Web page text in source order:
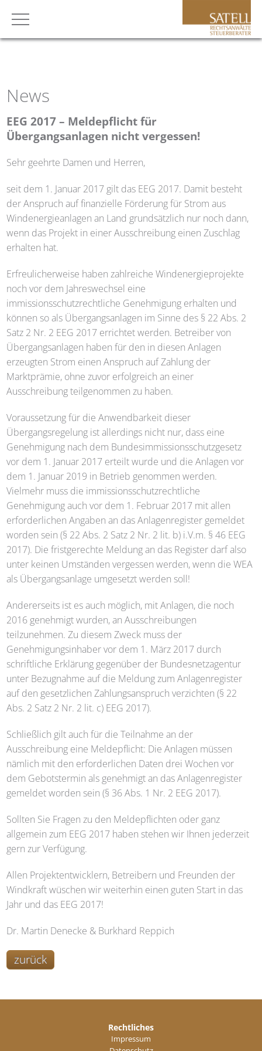
News
EEG 2017 – Meldepflicht für
Übergangsanlagen nicht vergessen!
Sehr geehrte Damen und Herren,
seit dem 1. Januar 2017 gilt das EEG 2017. Damit besteht
der Anspruch auf finanzielle Förderung für Strom aus
Windenergieanlagen an Land grundsätzlich nur noch dann,
wenn das Projekt in einer Ausschreibung einen Zuschlag
erhalten hat.
Erfreulicherweise haben zahlreiche Windenergieprojekte
noch vor dem Jahreswechsel eine
immissionsschutzrechtliche Genehmigung erhalten und
können so als Übergangsanlagen im Sinne des § 22 Abs. 2
Satz 2 Nr. 2 EEG 2017 errichtet werden. Betreiber von
Übergangsanlagen haben für den in diesen Anlagen
erzeugten Strom einen Anspruch auf Zahlung der
Marktprämie, ohne zuvor erfolgreich an einer
Ausschreibung teilgenommen zu haben.
Voraussetzung für die Anwendbarkeit dieser
Übergangsregelung ist allerdings nicht nur, dass eine
Genehmigung nach dem Bundesimmissionsschutzgesetz
vor dem 1. Januar 2017 erteilt wurde und die Anlagen vor
dem 1. Januar 2019 in Betrieb genommen werden.
Vielmehr muss die immissionsschutzrechtliche
Genehmigung auch vor dem 1. Februar 2017 mit allen
erforderlichen Angaben an das Anlagenregister gemeldet
worden sein (§ 22 Abs. 2 Satz 2 Nr. 2 lit. b) i.V.m. § 46 EEG
2017). Die fristgerechte Meldung an das Register darf also
unter keinen Umständen vergessen werden, wenn die WEA
als Übergangsanlage umgesetzt werden soll!
Andererseits ist es auch möglich, mit Anlagen, die noch
2016 genehmigt wurden, an Ausschreibungen
teilzunehmen. Zu diesem Zweck muss der
Genehmigungsinhaber vor dem 1. März 2017 durch
schriftliche Erklärung gegenüber der Bundesnetzagentur
unter Bezugnahme auf die Meldung zum Anlagenregister
auf den gesetzlichen Zahlungsanspruch verzichten (§ 22
Abs. 2 Satz 2 Nr. 2 lit. c) EEG 2017).
Schließlich gilt auch für die Teilnahme an der
Ausschreibung eine Meldepflicht: Die Anlagen müssen
nämlich mit den erforderlichen Daten drei Wochen vor
dem Gebotstermin als genehmigt an das Anlagenregister
gemeldet worden sein (§ 36 Abs. 1 Nr. 2 EEG 2017).
Sollten Sie Fragen zu den Meldepflichten oder ganz
allgemein zum EEG 2017 haben stehen wir Ihnen jederzeit
gern zur Verfügung.
Allen Projektentwicklern, Betreibern und Freunden der
Windkraft wüschen wir weiterhin einen guten Start in das
Jahr und das EEG 2017!
Dr. Martin Denecke & Burkhard Reppich
zurück
Rechtliches
Impressum